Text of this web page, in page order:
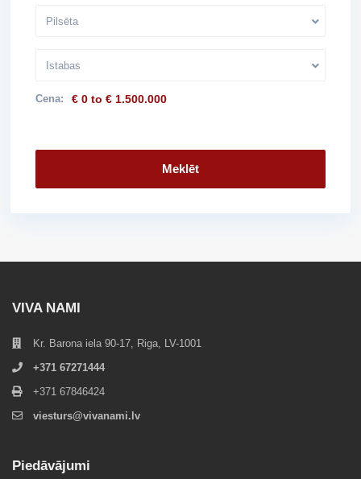
Pilsēta
Istabas
Cena: € 0 to € 1.500.000
Meklēt
VIVA NAMI
Kr. Barona iela 90-17, Riga, LV-1001
+371 67271444
+371 67846424
viesturs@vivanami.lv
Piedāvājumi